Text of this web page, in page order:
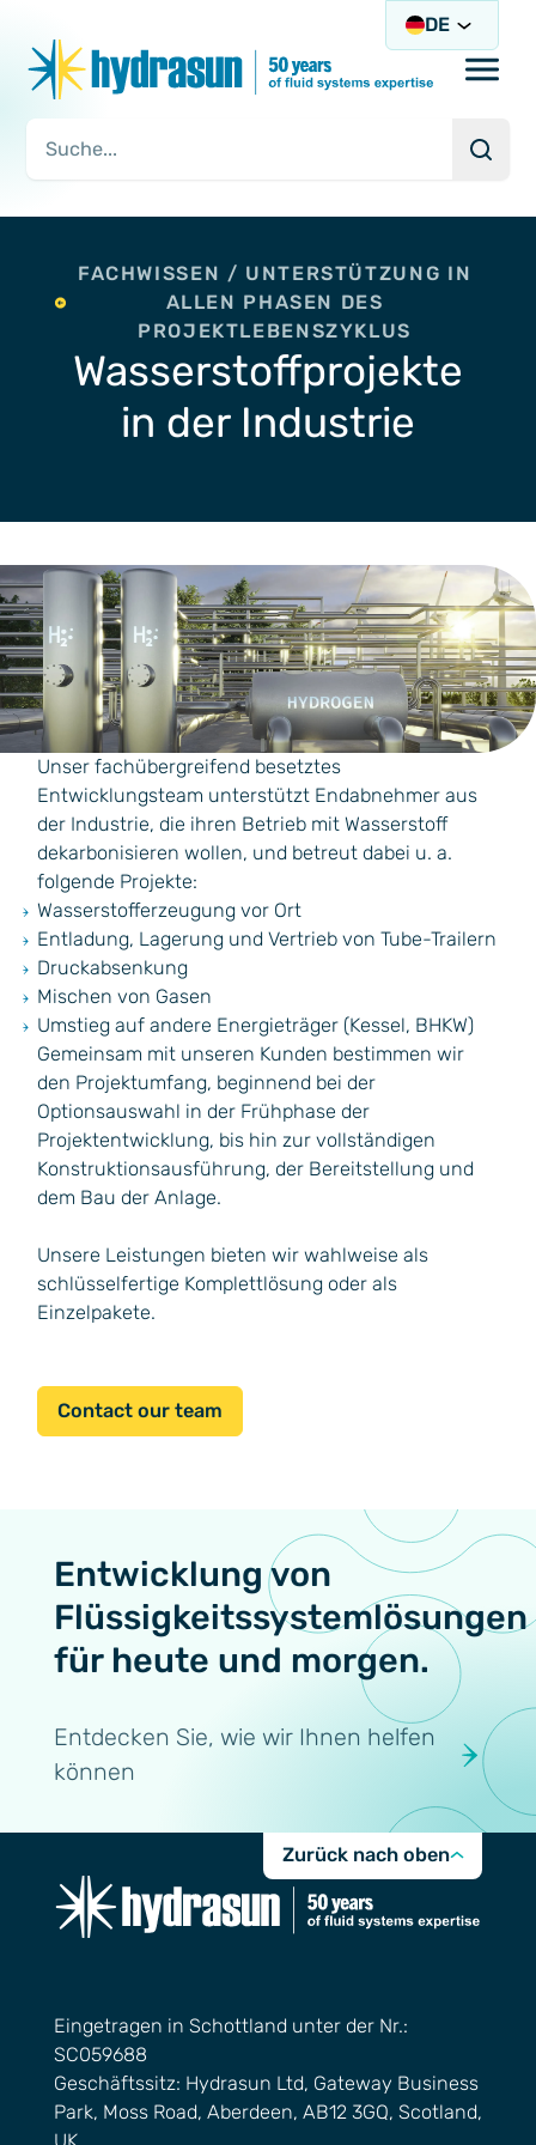
Suche
DE
FACHWISSEN / UNTERSTÜTZUNG IN
ALLEN PHASEN DES
PROJEKTLEBENSZYKLUS
Wasserstoffprojekte
in der Industrie
Unser fachübergreifend besetztes
Entwicklungsteam unterstützt Endabnehmer aus
der Industrie, die ihren Betrieb mit Wasserstoff
dekarbonisieren wollen, und betreut dabei u. a.
folgende Projekte:
Wasserstofferzeugung vor Ort
Entladung, Lagerung und Vertrieb von Tube-Trailern
Druckabsenkung
Mischen von Gasen
Umstieg auf andere Energieträger (Kessel, BHKW)
Gemeinsam mit unseren Kunden bestimmen wir
den Projektumfang, beginnend bei der
Optionsauswahl in der Frühphase der
Projektentwicklung, bis hin zur vollständigen
Konstruktionsausführung, der Bereitstellung und
dem Bau der Anlage.
Unsere Leistungen bieten wir wahlweise als
schlüsselfertige Komplettlösung oder als
Einzelpakete.
Contact our team
Entwicklung von
Flüssigkeitssystemlösungen
für heute und morgen.
Entdecken Sie, wie wir Ihnen helfen
können
Zurück nach oben
Eingetragen in Schottland unter der Nr.:
SC059688
Geschäftssitz: Hydrasun Ltd, Gateway Business
Park, Moss Road, Aberdeen, AB12 3GQ, Scotland,